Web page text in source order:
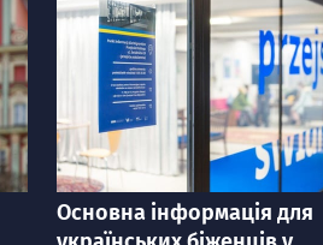
категорія
Основна інформація для